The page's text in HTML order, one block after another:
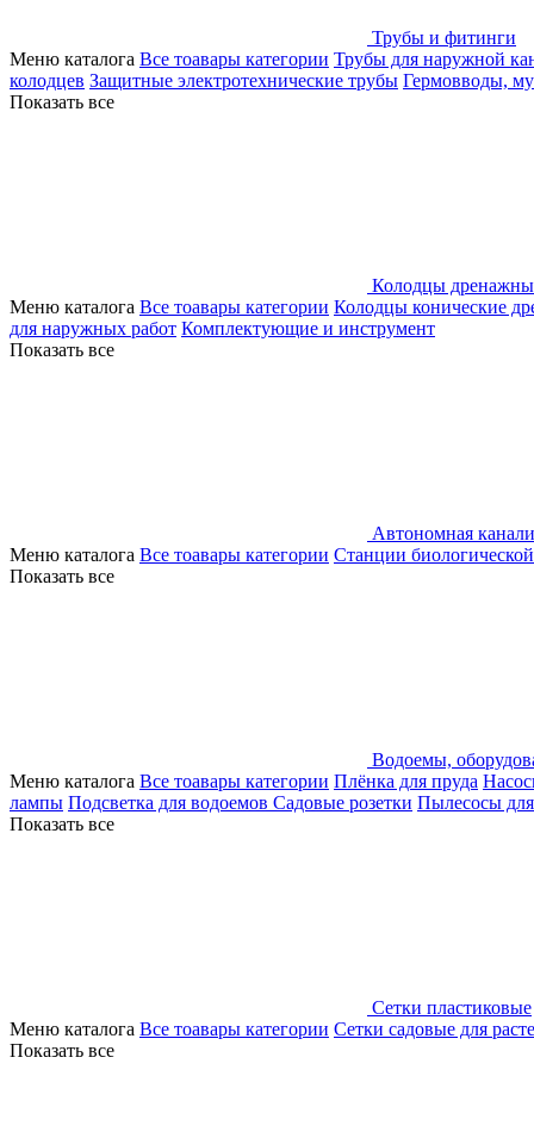
Трубы и фитинги
Меню каталога Все тоавары категории Трубы для наружной
колодцев Защитные электротехнические трубы Гермовводы,
Показать все
Колодцы
Меню каталога Все тоавары категории Колодцы конические
для наружных работ Комплектующие и инструмент
Показать все
Автономная
Меню каталога Все тоавары категории Станции
Показать все
Водоемы,
Меню каталога Все тоавары категории Плёнка для пруда
лампы Подсветка для водоемов Садовые розетки Пылесосы
Показать все
Сетки пластиковые
Меню каталога Все тоавары категории Сетки садовые для
Показать все